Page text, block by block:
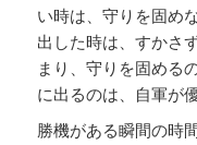
い時は、守りを固め
出した時は、すかさ
まり、守りを固める
に出るのは、自軍が
勝機がある瞬間の時